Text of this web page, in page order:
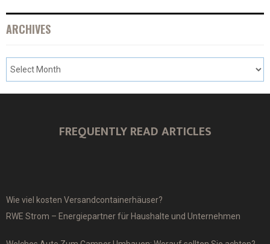
ARCHIVES
FREQUENTLY READ ARTICLES
Wie viel kosten Versandcontainerhäuser?
RWE Strom – Energiepartner für Haushalte und Unternehmen